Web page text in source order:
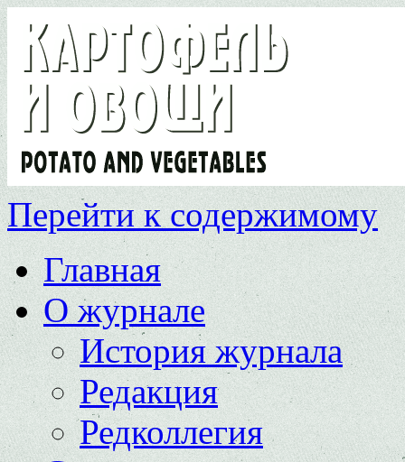
Перейти к содержимому
Главная
О журнале
История журнала
Редакция
Редколлегия